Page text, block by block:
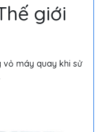
giới
máy quay khi sử